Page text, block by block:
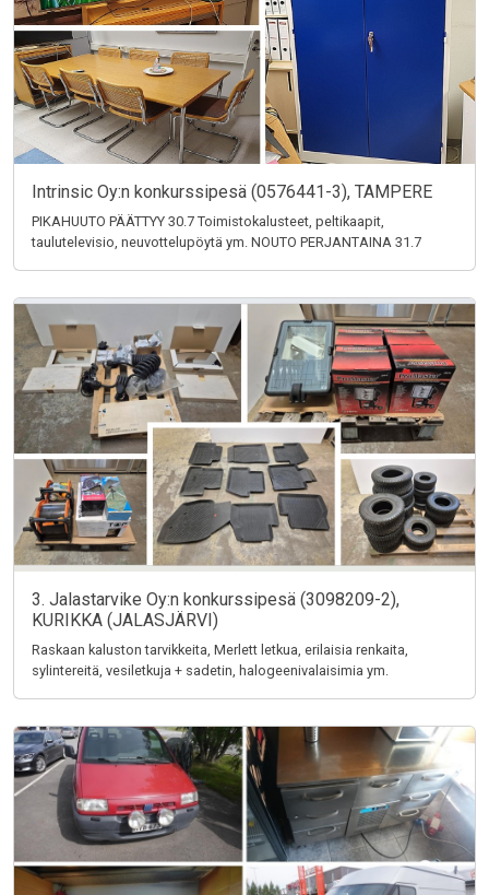
Intrinsic Oy:n konkurssipesä (0576441-3), TAMPERE
PIKAHUUTO PÄÄTTYY 30.7 Toimistokalusteet, peltikaapit,
taulutelevisio, neuvottelupöytä ym. NOUTO PERJANTAINA 31.7
3. Jalastarvike Oy:n konkurssipesä (3098209-2),
KURIKKA (JALASJÄRVI)
Raskaan kaluston tarvikkeita, Merlett letkua, erilaisia renkaita,
sylintereitä, vesiletkuja + sadetin, halogeenivalaisimia ym.